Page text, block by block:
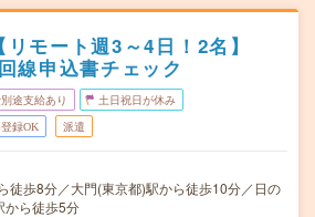
リモート週3～4日！2名】
線申込書チェック
途支給あり 土日祝日が休み
録OK 派遣
徒歩8分／大門(東京都)駅から徒歩10分／日の
から徒歩5分